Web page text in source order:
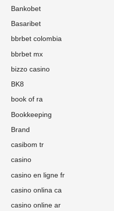
Bankobet
Basaribet
bbrbet colombia
bbrbet mx
bizzo casino
BK8
book of ra
Bookkeeping
Brand
casibom tr
casino
casino en ligne fr
casino onlina ca
casino online ar